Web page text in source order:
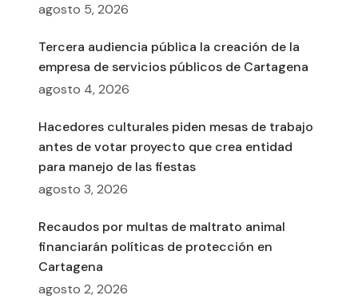
agosto 5, 2026
Tercera audiencia pública la creación de la
empresa de servicios públicos de Cartagena
agosto 4, 2026
Hacedores culturales piden mesas de trabajo
antes de votar proyecto que crea entidad
para manejo de las fiestas
agosto 3, 2026
Recaudos por multas de maltrato animal
financiarán políticas de protección en
Cartagena
agosto 2, 2026